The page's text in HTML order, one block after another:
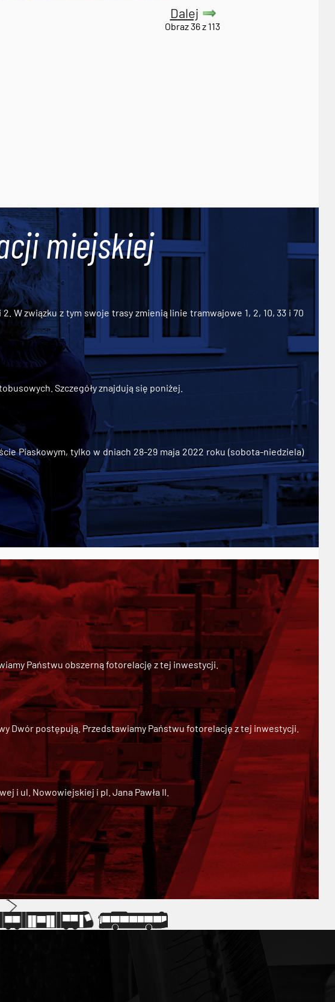
Dalej
Obraz 36 z 113
miejskiej
W związku z tym swoje trasy zmienią linie tramwajowe 1, 2, 10, 33 i 70
Szczegóły znajdują się poniżej.
Piaskowym, tylko w dniach 28-29 maja 2022 roku (sobota-niedziela)
Państwu obszerną fotorelację z tej inwestycji.
Dwórpostępują. Przedstawiamy Państwu fotorelację z tej inwestycji.
i ul. Nowowiejskiej i pl. Jana Pawła II.